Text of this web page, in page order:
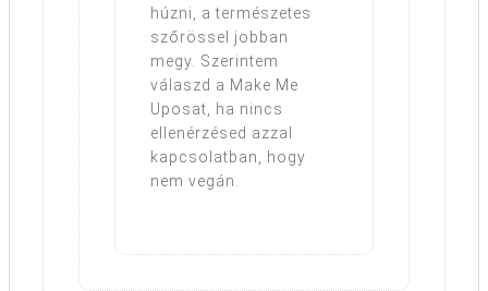
húzni, a természetes
szőrössel jobban
megy. Szerintem
válaszd a Make Me
Uposat, ha nincs
ellenérzésed azzal
kapcsolatban, hogy
nem vegán.